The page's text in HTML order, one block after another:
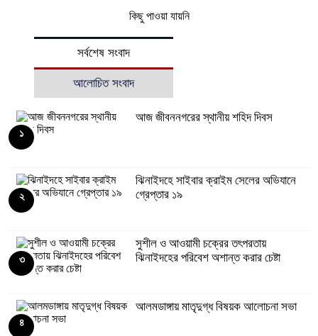
কিছু পাওয়া যায়নি
সর্বশেষ সংবাদ
আলোচিত সংবাদ
আজ জীবননগরের স্থানীয় শহিদ দিবস
১
ঝিনাইদহে সাইবার ক্রাইম সেলের অভিযানে
গ্রেপ্তার ১৯
২
সুশীল ও আওয়ামী চক্রের তৎপরতায়
ঝিনাইদহের পরিবেশ অশান্ত করার চেষ্টা
৩
আলমডাঙ্গায় মাতৃদুগ্ধ বিষয়ক আলোচনা সভা
৪